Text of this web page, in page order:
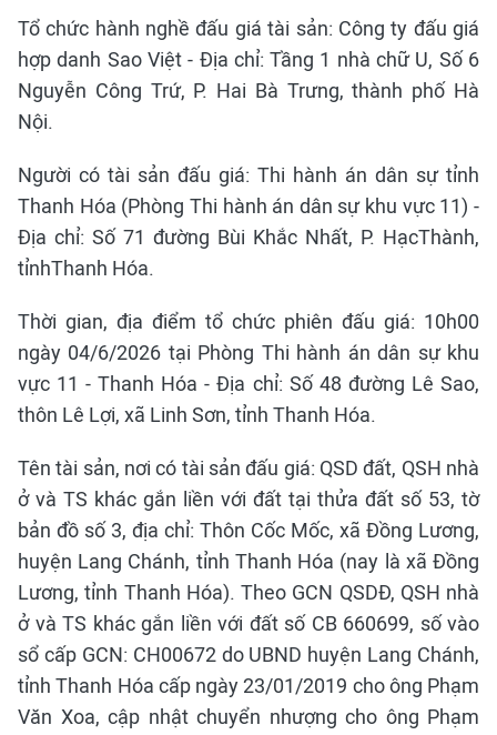
Tổ chức hành nghề đấu giá tài sản: Công ty đấu giá
hợp danh Sao Việt - Địa chỉ: Tầng 1 nhà chữ U, Số 6
Nguyễn Công Trứ, P. Hai Bà Trưng, thành phố Hà
Nội.
Người có tài sản đấu giá: Thi hành án dân sự tỉnh
Thanh Hóa (Phòng Thi hành án dân sự khu vực 11) -
Địa chỉ: Số 71 đường Bùi Khắc Nhất, P. HạcThành,
tỉnhThanh Hóa.
Thời gian, địa điểm tổ chức phiên đấu giá: 10h00
ngày 04/6/2026 tại Phòng Thi hành án dân sự khu
vực 11 - Thanh Hóa - Địa chỉ: Số 48 đường Lê Sao,
thôn Lê Lợi, xã Linh Sơn, tỉnh Thanh Hóa.
Tên tài sản, nơi có tài sản đấu giá: QSD đất, QSH nhà
ở và TS khác gắn liền với đất tại thửa đất số 53, tờ
bản đồ số 3, địa chỉ: Thôn Cốc Mốc, xã Đồng Lương,
huyện Lang Chánh, tỉnh Thanh Hóa (nay là xã Đồng
Lương, tỉnh Thanh Hóa). Theo GCN QSDĐ, QSH nhà
ở và TS khác gắn liền với đất số CB 660699, số vào
sổ cấp GCN: CH00672 do UBND huyện Lang Chánh,
tỉnh Thanh Hóa cấp ngày 23/01/2019 cho ông Phạm
Văn Xoa, cập nhật chuyển nhượng cho ông Phạm